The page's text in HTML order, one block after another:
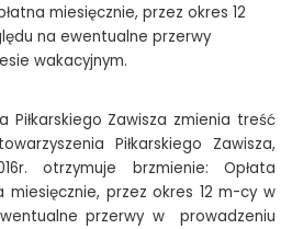
miesięcznie, przez okres 12
na ewentualne przerwy
wakacyjnym.
Piłkarskiego Zawisza zmienia treść
Piłkarskiego Zawisza,
otrzymuje brzmienie: Opłata
przez okres 12 m-cy w
przerwy w prowadzeniu